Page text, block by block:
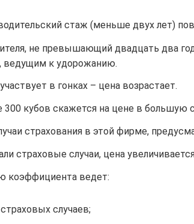
стаж (меньше двух лет)
не превышающий двадцать два
ведущим к удорожанию.
в гонках – цена возрастает.
кубов скажется на цене в большую
страхования в этой фирме,
страховые случаи, цена
коэффициента ведет:
случаев;